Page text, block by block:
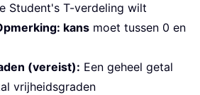
Student's T-verdeling wilt
kans moet tussen 0 en
(vereist): Een geheel getal
vrijheidsgraden